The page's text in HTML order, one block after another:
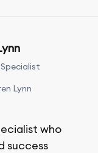
Lynn
who
success